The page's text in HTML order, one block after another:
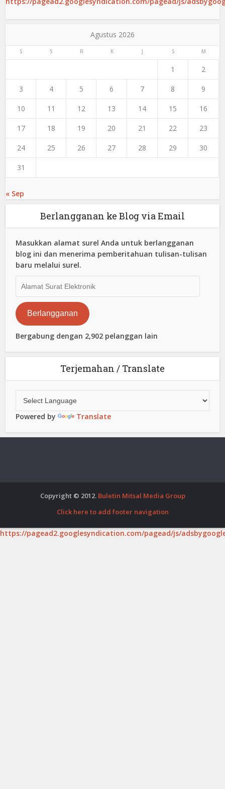
Agustus 2026
S S R K J S M
1 2
3 4 5 6 7 8 9
10 11 12 13 14 15 16
17 18 19 20 21 22 23
24 25 26 27 28 29 30
31
« Sep
Berlangganan ke Blog via Email
Masukkan alamat surel Anda untuk berlangganan
blog ini dan menerima pemberitahuan tulisan-tulisan
baru melalui surel.
Surat
Elektronik
Berlangganan
Bergabung dengan 2,902 pelanggan lain
Terjemahan / Translate
Powered by Translate
Copyright © 2012. Buletin Mitsal Media Group
Click here to add footer navigation
https://pagead2.googlesyndication.com/pagead/js/